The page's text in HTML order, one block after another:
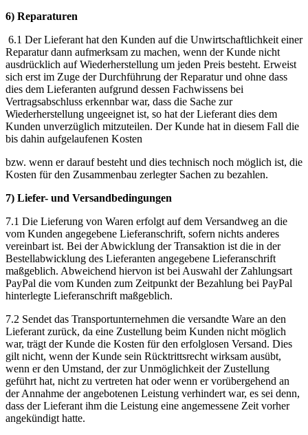
6) Reparaturen
6.1 Der Lieferant hat den Kunden auf die Unwirtschaftlichkeit einer
Reparatur dann aufmerksam zu machen, wenn der Kunde nicht
ausdrücklich auf Wiederherstellung um jeden Preis besteht. Erweist
sich erst im Zuge der Durchführung der Reparatur und ohne dass
dies dem Lieferanten aufgrund dessen Fachwissens bei
Vertragsabschluss erkennbar war, dass die Sache zur
Wiederherstellung ungeeignet ist, so hat der Lieferant dies dem
Kunden unverzüglich mitzuteilen. Der Kunde hat in diesem Fall die
bis dahin aufgelaufenen Kosten
bzw. wenn er darauf besteht und dies technisch noch möglich ist, die
Kosten für den Zusammenbau zerlegter Sachen zu bezahlen.
7) Liefer- und Versandbedingungen
7.1 Die Lieferung von Waren erfolgt auf dem Versandweg an die
vom Kunden angegebene Lieferanschrift, sofern nichts anderes
vereinbart ist. Bei der Abwicklung der Transaktion ist die in der
Bestellabwicklung des Lieferanten angegebene Lieferanschrift
maßgeblich. Abweichend hiervon ist bei Auswahl der Zahlungsart
PayPal die vom Kunden zum Zeitpunkt der Bezahlung bei PayPal
hinterlegte Lieferanschrift maßgeblich.
7.2 Sendet das Transportunternehmen die versandte Ware an den
Lieferant zurück, da eine Zustellung beim Kunden nicht möglich
war, trägt der Kunde die Kosten für den erfolglosen Versand. Dies
gilt nicht, wenn der Kunde sein Rücktrittsrecht wirksam ausübt,
wenn er den Umstand, der zur Unmöglichkeit der Zustellung
geführt hat, nicht zu vertreten hat oder wenn er vorübergehend an
der Annahme der angebotenen Leistung verhindert war, es sei denn,
dass der Lieferant ihm die Leistung eine angemessene Zeit vorher
angekündigt hatte.